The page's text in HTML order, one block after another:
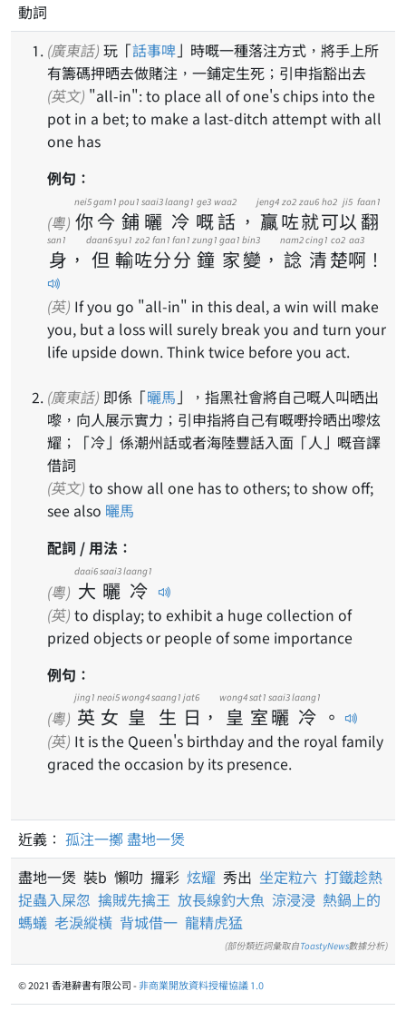
動詞
(廣東話) 玩「話事啤 」時嘅一種落注方式，將手上所
有籌碼押晒去做賭注，一鋪定生死；引申指豁出去
(英文)
pot in a bet; to make a last-ditch attempt with all
one has
例句：
(粵) 你
nei5
今
gam1
鋪
pou1
曬
saai3
冷
laang1
嘅
ge3
話
waa2
， 贏
jeng4
咗
zo2
就
zau6
可
ho2
以
ji5
翻
faan1
身
san1
， 但
daan6
輸
syu1
咗
zo2
分
fan1
分
fan1
鐘
zung1
家
gaa1
變
bin3
， 諗
nam2
清
cing1
楚
co2
啊
aa3
！
(英) If you go "all-in" in this deal, a win will make
you, but a loss will surely break you and turn your
life upside down. Think twice before you act.
(廣東話) 即係「曬馬 」，指黑社會將自己嘅人叫晒出
嚟，向人展示實力；引申指將自己有嘅嘢拎晒出嚟炫
耀；「冷」係潮州話或者海陸豐話入面「人」嘅音譯
借詞
(英文)
see also 曬馬
配詞 / 用法：
(粵) 大
daai6
曬
saai3
冷
laang1
(英) to display; to exhibit a huge collection of
prized objects or people of some importance
例句：
(粵) 英
jing1
女
neoi5
皇
wong4
生
saang1
日
jat6
， 皇
wong4
室
sat1
曬
saai3
冷
laang1
。
(英) It is the Queen's birthday and the royal family
graced the occasion by its presence.
近義： 孤注一擲 盡地一煲
盡地一煲 裝b 懶叻 攞彩 炫耀 秀出 坐定粒六 打鐵趁熱
捉蟲入屎忽 擒賊先擒王 放長線釣大魚 涼浸浸 熱鍋上的
螞蟻 老淚縱橫 背城借一 龍精虎猛
(部份類近詞彙取自ToastyNews數據分析)
© 2021 香港辭書有限公司 -非商業開放資料授權協議 1.0